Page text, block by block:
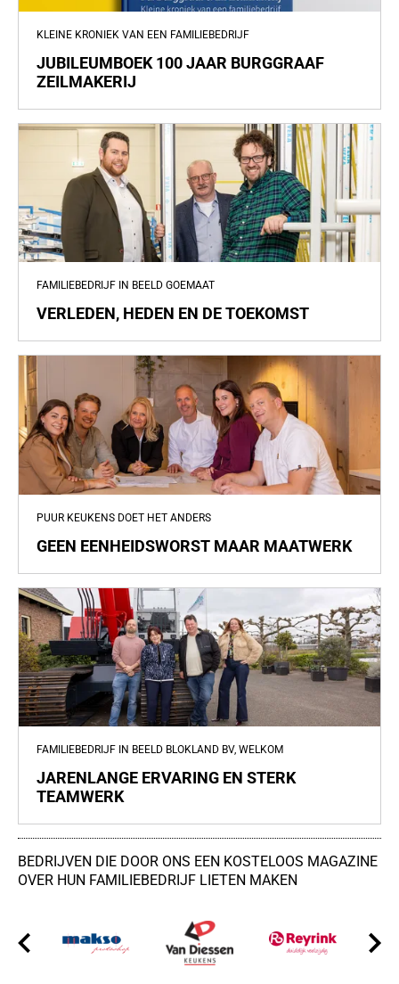
KLEINE KRONIEK VAN EEN FAMILIEBEDRIJF
JUBILEUMBOEK 100 JAAR BURGGRAAF
ZEILMAKERIJ
FAMILIEBEDRIJF IN BEELD GOEMAAT
VERLEDEN, HEDEN EN DE TOEKOMST
PUUR KEUKENS DOET HET ANDERS
GEEN EENHEIDSWORST MAAR MAATWERK
FAMILIEBEDRIJF IN BEELD BLOKLAND BV, WELKOM
JARENLANGE ERVARING EN STERK
TEAMWERK
BEDRIJVEN DIE DOOR ONS EEN KOSTELOOS MAGAZINE
OVER HUN FAMILIEBEDRIJF LIETEN MAKEN